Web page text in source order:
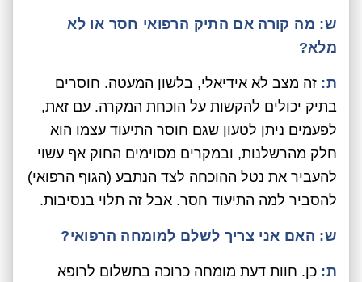
ש: מה קורה אם התיק הרפואי חסר או לא
מלא?
ת: זה מצב לא אידיאלי, בלשון המעטה. חוסרים
בתיק יכולים להקשות על הוכחת המקרה. עם זאת,
לפעמים ניתן לטעון שגם חוסר התיעוד עצמו הוא
חלק מהרשלנות, ובמקרים מסוימים החוק אף עשוי
להעביר את נטל ההוכחה לצד הנתבע (הגוף הרפואי)
להסביר למה התיעוד חסר. אבל זה תלוי בנסיבות.
ש: האם אני צריך לשלם למומחה הרפואי?
ת: כן. חוות דעת מומחה כרוכה בתשלום לרופא